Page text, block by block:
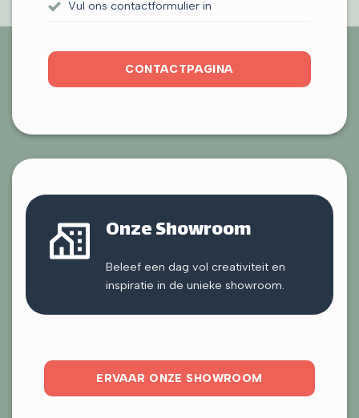
Vul ons contactformulier in
CONTACTPAGINA
Onze Showroom
Beleef een dag vol creativiteit en
inspiratie in de unieke showroom.
ERVAAR ONZE SHOWROOM